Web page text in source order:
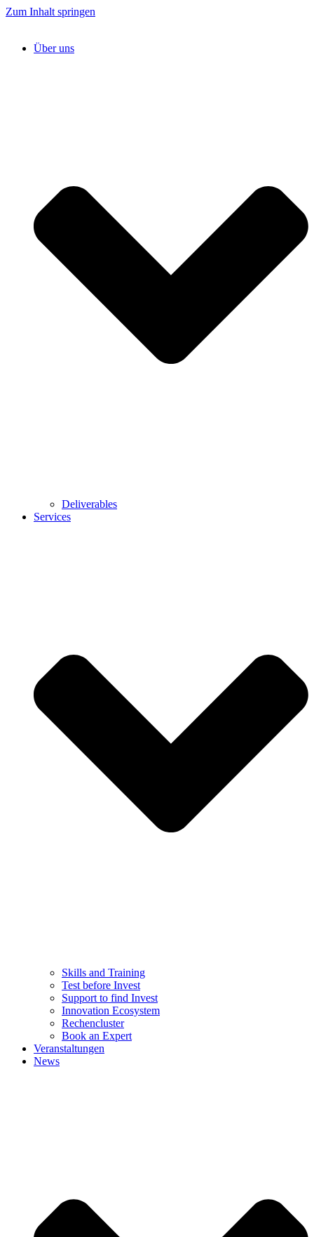
Zum Inhalt springen
Über uns
Deliverables
Services
Skills and Training
Test before Invest
Support to find Invest
Innovation Ecosystem
Rechencluster​
Book an Expert
Veranstaltungen
News